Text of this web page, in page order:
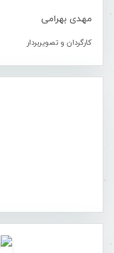
مهدی بهرامی
کارگردان و تصویربردار